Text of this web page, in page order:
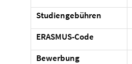
Studiengebühren
ERASMUS-Code
Bewerbung